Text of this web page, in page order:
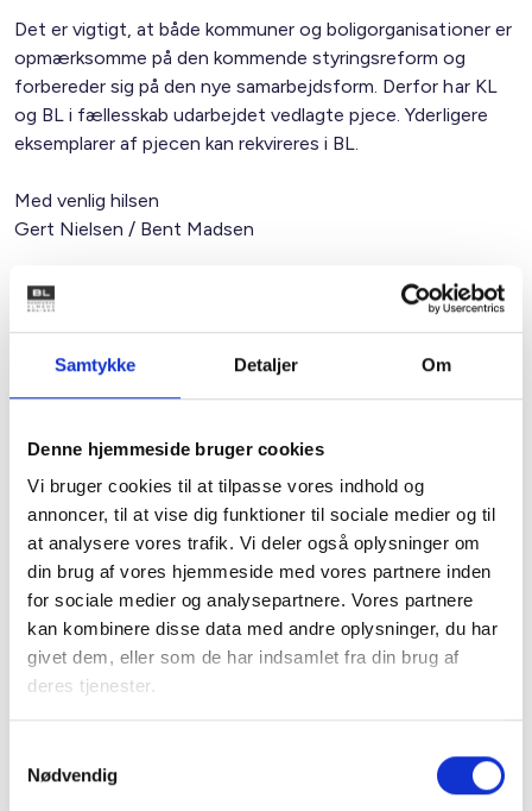
Samtykke Detaljer Om
Denne hjemmeside bruger cookies
Vi bruger cookies til at tilpasse vores indhold og
annoncer, til at vise dig funktioner til sociale medier og til
at analysere vores trafik. Vi deler også oplysninger om
din brug af vores hjemmeside med vores partnere inden
for sociale medier og analysepartnere. Vores partnere
kan kombinere disse data med andre oplysninger, du har
givet dem, eller som de har indsamlet fra din brug af
deres tjenester.
Nødvendig
Det er vigtigt, at både kommuner og boligorganisationer er
opmærksomme på den kommende styringsreform og
forbereder sig på den nye samarbejdsform. Derfor har KL
og BL i fællesskab udarbejdet vedlagte pjece. Yderligere
eksemplarer af pjecen kan rekvireres i BL.
Med venlig hilsen
Gert Nielsen / Bent Madsen
Relateret indhold Viden
BL INFORMERER
Nye krav om fjernaflæste målere – alle
ejendomme skal være klar senest 1. januar
2027
08. juni 2026
BL INFORMERER
Ansvar for nødforsyning i plejeboliger ved
forsyningssvigt
08. juni 2026
Sundhedsreformens konsekvenser for